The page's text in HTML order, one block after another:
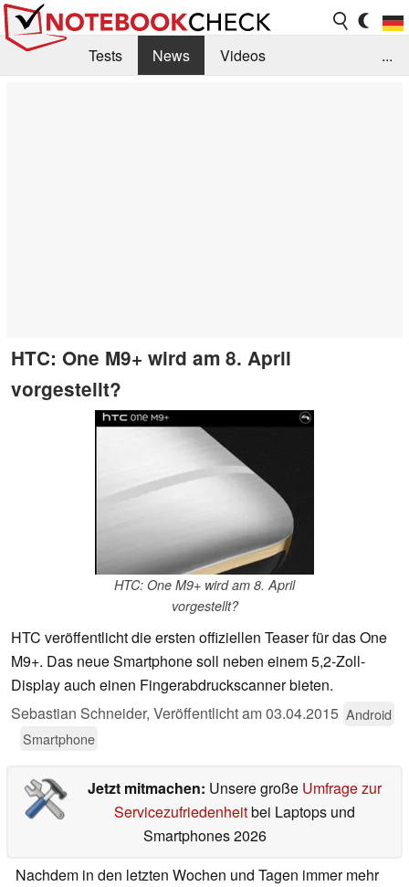
Tests News
Videos
...
HTC: One M9+ wird am 8. April
vorgestellt?
HTC: One M9+ wird am 8. April
vorgestellt?
HTC veröffentlicht die ersten offiziellen Teaser für das One
M9+. Das neue Smartphone soll neben einem 5,2-Zoll-
Display auch einen Fingerabdruckscanner bieten.
Sebastian Schneider, Veröffentlicht am03.04.2015 Android
Smartphone
Jetzt mitmachen: Unsere große Umfrage zur
Servicezufriedenheitbei Laptops und
Smartphones 2026
Nachdem in den letzten Wochen und Tagen immer mehr